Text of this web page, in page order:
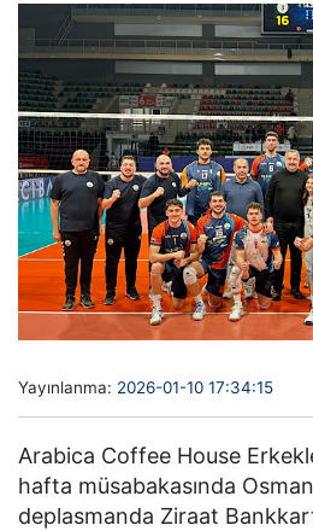
Yayınlanma: 2026-01-10 17:34:15
Arabica Coffee House
hafta müsabakasında
deplasmanda Ziraat